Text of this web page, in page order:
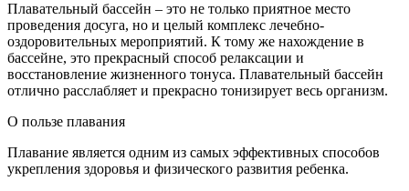
Плавательный бассейн – это не только приятное место
проведения досуга, но и целый комплекс лечебно-
оздоровительных мероприятий. К тому же нахождение в
бассейне, это прекрасный способ релаксации и
восстановление жизненного тонуса. Плавательный бассейн
отлично расслабляет и прекрасно тонизирует весь организм.
О пользе плавания
Плавание является одним из самых эффективных способов
укрепления здоровья и физического развития ребенка.